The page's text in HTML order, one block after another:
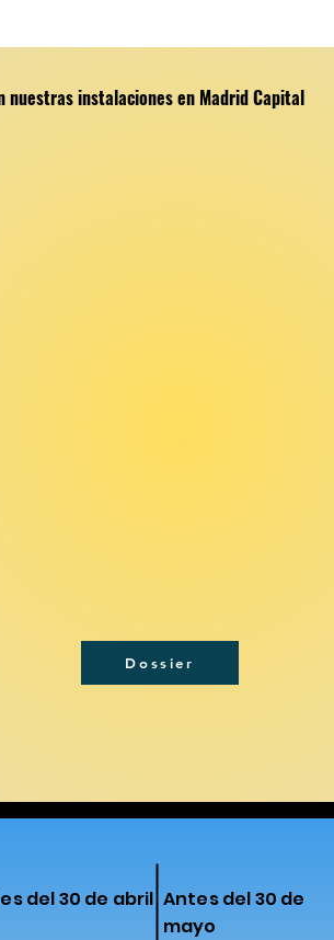
nuestras instalaciones en Madrid Capital
Dossier
del 30 de abril Antes del 30 de
mayo